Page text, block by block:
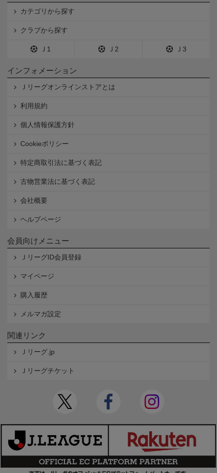
カテゴリから探す
クラブから探す
Ｊ1 Ｊ2 Ｊ3
インフォメーション
Ｊリーグオンラインストアとは
利用規約
個人情報保護方針
Cookieポリシー
特定商取引法に基づく表記
古物営業法に基づく表記
会社概要
ヘルプページ
会員向けメニュー
ＪリーグID会員登録
マイページ
購入履歴
メルマガ設定
関連リンク
Ｊリーグ.jp
Ｊリーグチケット